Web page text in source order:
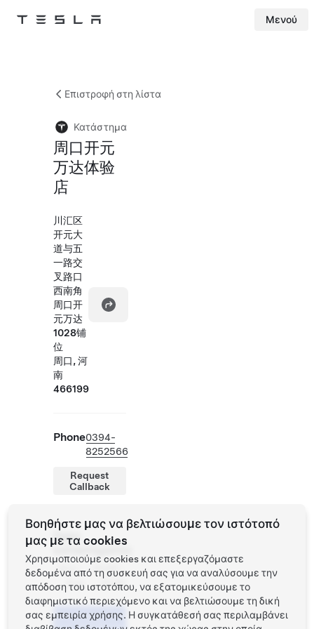
Tesla Μενού
Επιστροφή στη λίστα
Κατάστημα
周口开元
万达体验
店
川汇区
开元大
道与五
一路交
叉路口
西南角
周口开
元万达
1028铺
位
周口, 河
南
466199
Phone0394-
8252566
Request
Callback
Ώρες
καταστήματος
Δευ -
Κυρ
10:00 -
21:30
Προγραμματίστε
ένα Test Drive
Βοηθήστε μας να βελτιώσουμε τον ιστότοπό
μας με τα cookies
Χρησιμοποιούμε cookies και επεξεργαζόμαστε
δεδομένα από τη συσκευή σας για να αναλύσουμε την
απόδοση του ιστοτόπου, να εξατομικεύσουμε το
διαφημιστικό περιεχόμενο και να βελτιώσουμε τη δική
σας εμπειρία χρήσης. Η συγκατάθεσή σας περιλαμβάνει